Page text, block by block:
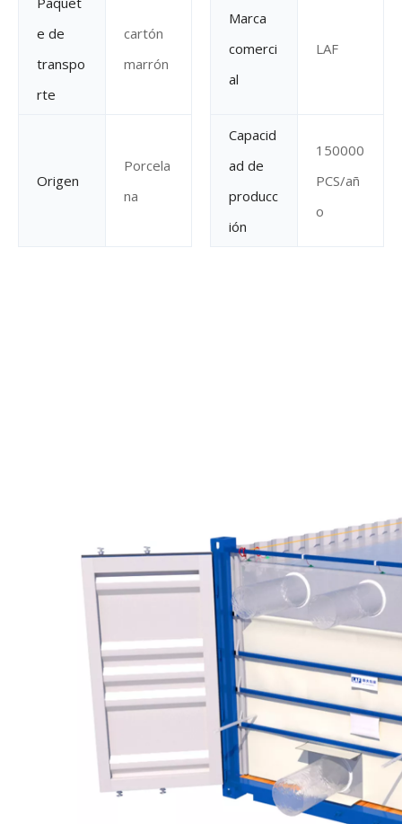
e de
transpo
rte
cartón
marrón
Marca
comerci
al
LAF
Origen
Porcela
na
Capacid
ad de
producc
ión
150000
PCS/añ
o